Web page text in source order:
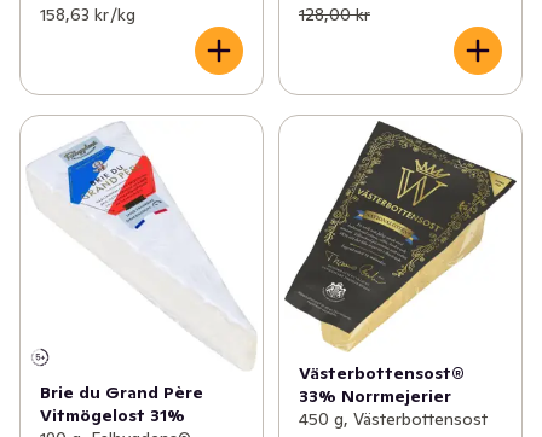
158,63 kr /kg 128,00 kr
Brie du Grand Père
Vitmögelost 31%
Västerbottensost®
33% Norrmejerier
450 g, Västerbottensost